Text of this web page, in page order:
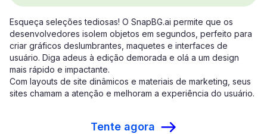
Esqueça seleções tediosas! O SnapBG.ai permite que os
desenvolvedores isolem objetos em segundos, perfeito para
criar gráficos deslumbrantes, maquetes e interfaces de
usuário. Diga adeus à edição demorada e olá a um design
mais rápido e impactante.
Com layouts de site dinâmicos e materiais de marketing, seus
sites chamam a atenção e melhoram a experiência do usuário.
Tente agora